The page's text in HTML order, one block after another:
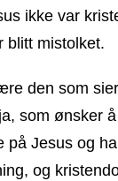
ikke var
mistolket.
den som
som ønsker
på Jesus og
og